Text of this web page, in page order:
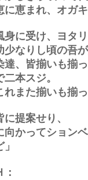
に恵まれ、オガ
に受け、ヨタ
少なりし頃の吾
達、皆揃いも揃
二本スジ。
れまた揃いも揃
に提案せり、
向かってション